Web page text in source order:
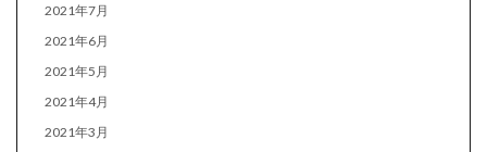
2021年7月
2021年6月
2021年5月
2021年4月
2021年3月